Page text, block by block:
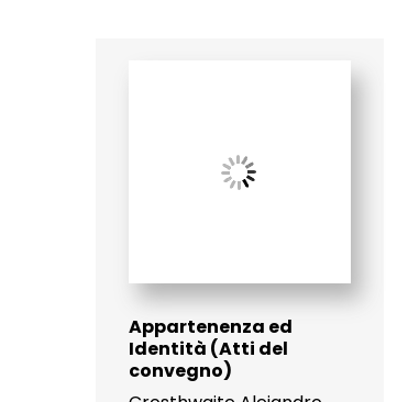
Appartenenza ed
Identità (Atti del
convegno)